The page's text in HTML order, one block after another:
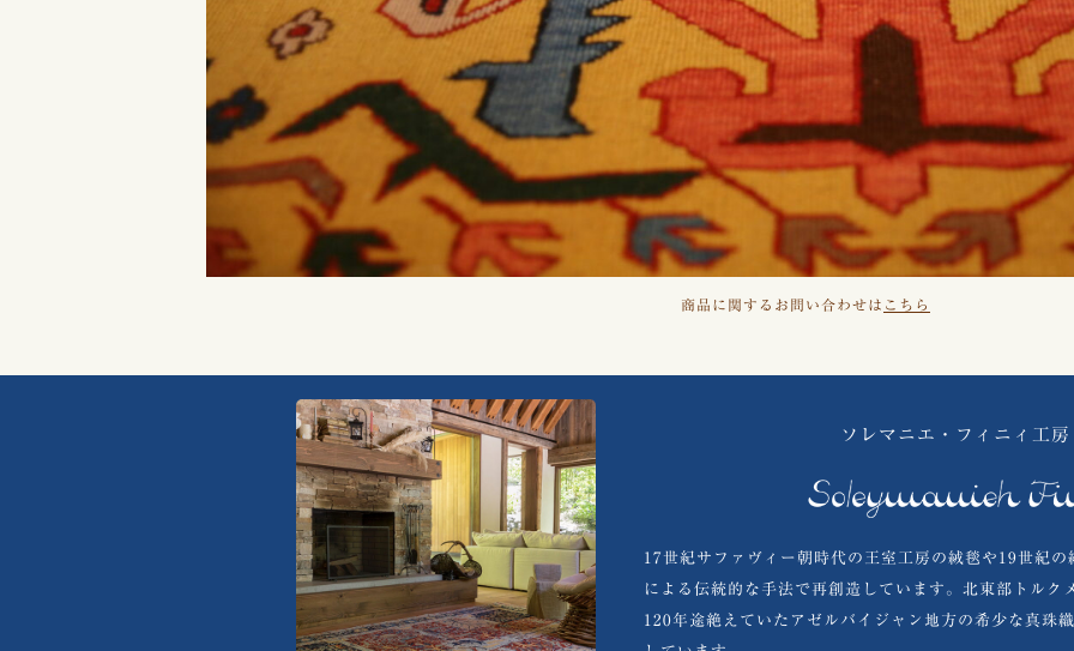
商品に関するお問い合わせは こちら
ソレマニエ・フィニィ工房
17世紀サファヴィー朝時代の王室工房の絨毯や19世紀
による伝統的な手法で再創造しています。北東部トルク
120年途絶えていたアゼルバイジャン地方の希少な真珠